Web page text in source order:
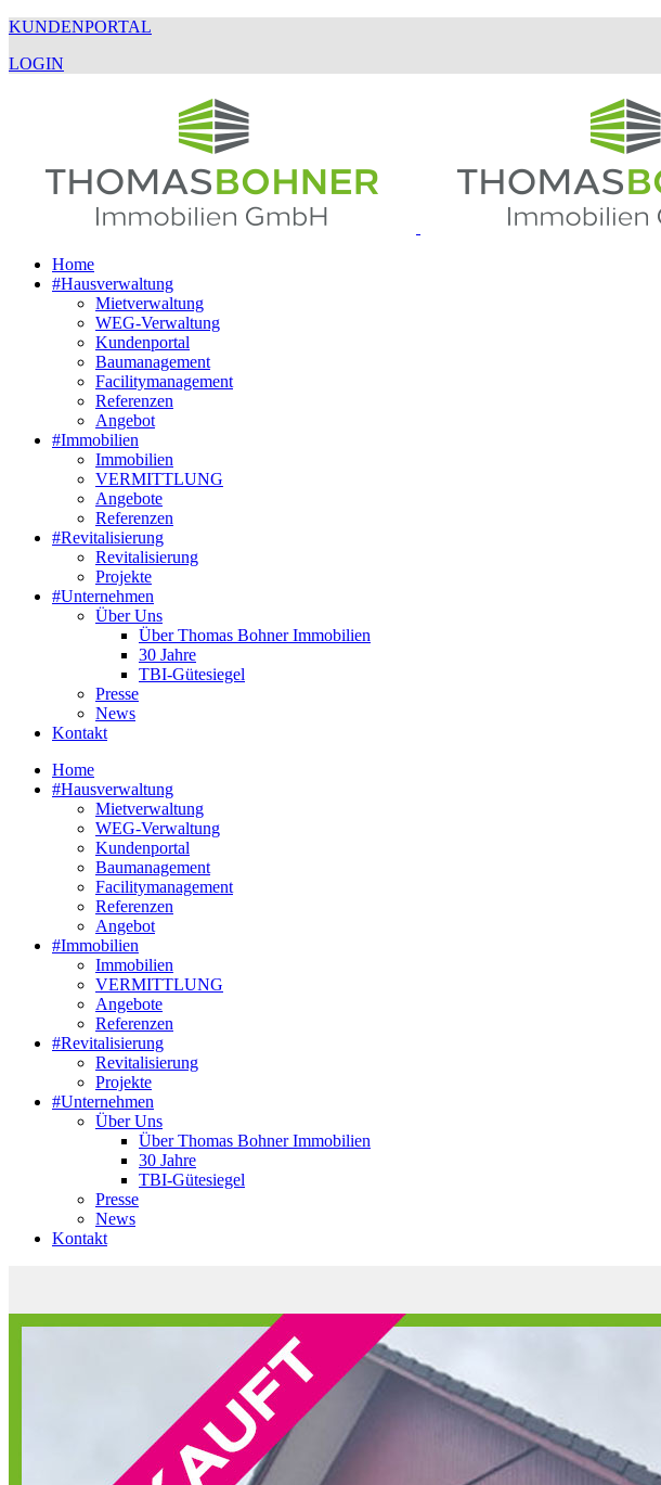
KUNDENPORTAL
LOGIN
Home
#Hausverwaltung
Mietverwaltung
WEG-Verwaltung
Kundenportal
Baumanagement
Facilitymanagement
Referenzen
Angebot
#Immobilien
Immobilien
VERMITTLUNG
Angebote
Referenzen
#Revitalisierung
Revitalisierung
Projekte
#Unternehmen
Über Uns
Über Thomas Bohner Immobilien
30 Jahre
TBI-Gütesiegel
Presse
News
Kontakt
Home
#Hausverwaltung
Mietverwaltung
WEG-Verwaltung
Kundenportal
Baumanagement
Facilitymanagement
Referenzen
Angebot
#Immobilien
Immobilien
VERMITTLUNG
Angebote
Referenzen
#Revitalisierung
Revitalisierung
Projekte
#Unternehmen
Über Uns
Über Thomas Bohner Immobilien
30 Jahre
TBI-Gütesiegel
Presse
News
Kontakt